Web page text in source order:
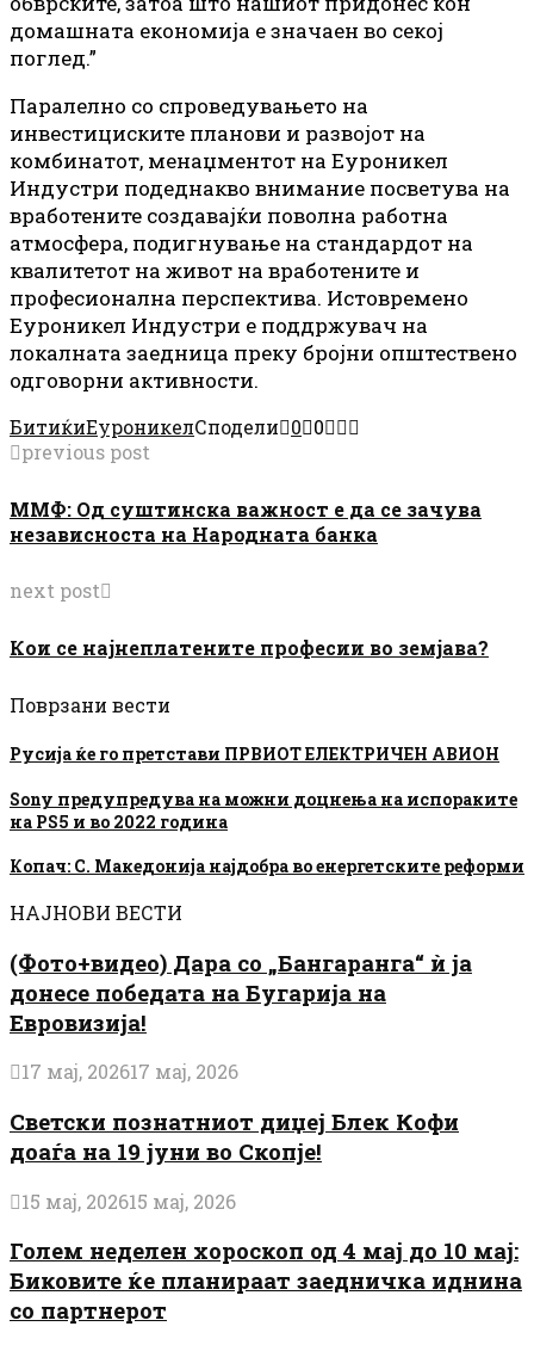
домашната економија е значаен во секој
поглед.”
Паралелно со спроведувањето на
инвестициските планови и развојот на
комбинатот, менаџментот на Еуроникел
Индустри подеднакво внимание посветува на
вработените создавајќи поволна работна
атмосфера, подигнување на стандардот на
квалитетот на живот на вработените и
професионална перспектива. Истовремено
Еуроникел Индустри е поддржувач на
локалната заедница преку бројни општествено
одговорни активности.
БитиќиЕуроникелСподели 0 0
previous post
ММФ: Од суштинска важност е да се зачува
независноста на Народната банка
next post
Кои се најнеплатените професии во земјава?
Поврзани вести
Русија ќе го претстави ПРВИОТ ЕЛЕКТРИЧЕН АВИОН
Sony предупредува на можни доцнења на испораките
на PS5 и во 2022 година
Копач: С. Македонија најдобра во енергетските реформи
НАЈНОВИ ВЕСТИ
(Фото+видео) Дара со „Бангаранга“ ѝ ја
донесе победата на Бугарија на
Евровизија!
17 мај, 202617 мај, 2026
Светски познатниот диџеј Блек Кофи
доаѓа на 19 јуни во Скопје!
15 мај, 202615 мај, 2026
Голем неделен хороскоп од 4 мај до 10 мај:
Биковите ќе планираат заедничка иднина
со партнерот